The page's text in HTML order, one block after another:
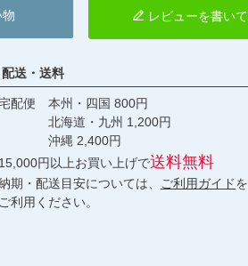
レビューを書いて
配送・送料
配便 本州・四国 800円
北海道・九州 1,200円
沖縄 2,400円
15,000円以上お買い上げで送料無料
期・配送目安については、 ご利用ガイドを
ご利用ください。